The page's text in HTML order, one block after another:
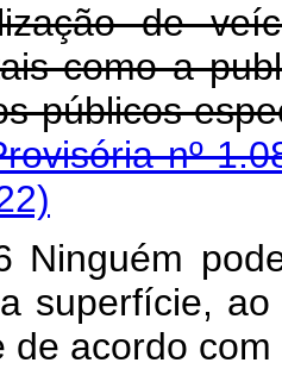
de
como a
públicos
nº
Ninguém
superfície,
de acordo